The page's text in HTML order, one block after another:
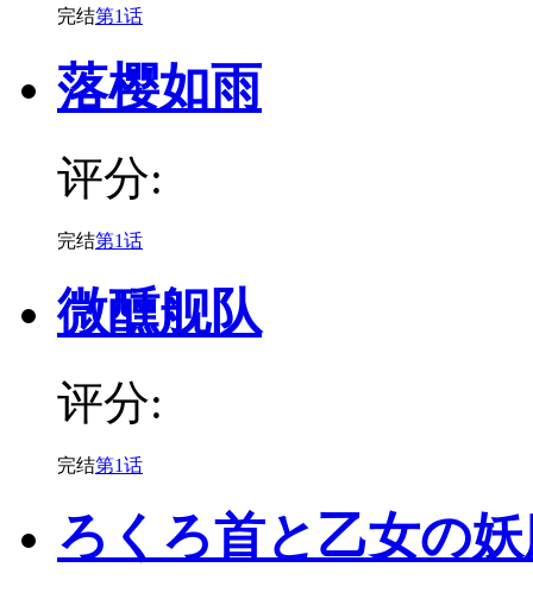
完结第1话
落樱如雨
评分:
完结第1话
微醺舰队
评分:
完结第1话
ろくろ首と乙女の